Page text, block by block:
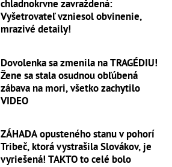
chladnokrvne zavraždená:
Vyšetrovateľ vzniesol obvinenie,
mrazivé detaily!
Dovolenka sa zmenila na TRAGÉDIU!
Žene sa stala osudnou obľúbená
zábava na mori, všetko zachytilo
VIDEO
ZÁHADA opusteného stanu v pohorí
Tribeč, ktorá vystrašila Slovákov, je
vyriešená! TAKTO to celé bolo